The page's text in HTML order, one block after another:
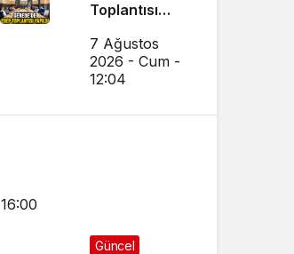
Toplantısı
7 Ağustos
2026 - Cum -
12:04
16:00
Güncel